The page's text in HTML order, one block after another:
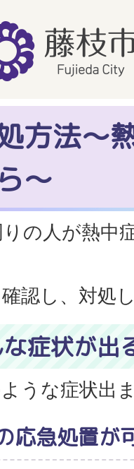
方法～
～
の人が熱中
認し、対処
症状が出
うな症状出
応急処置が